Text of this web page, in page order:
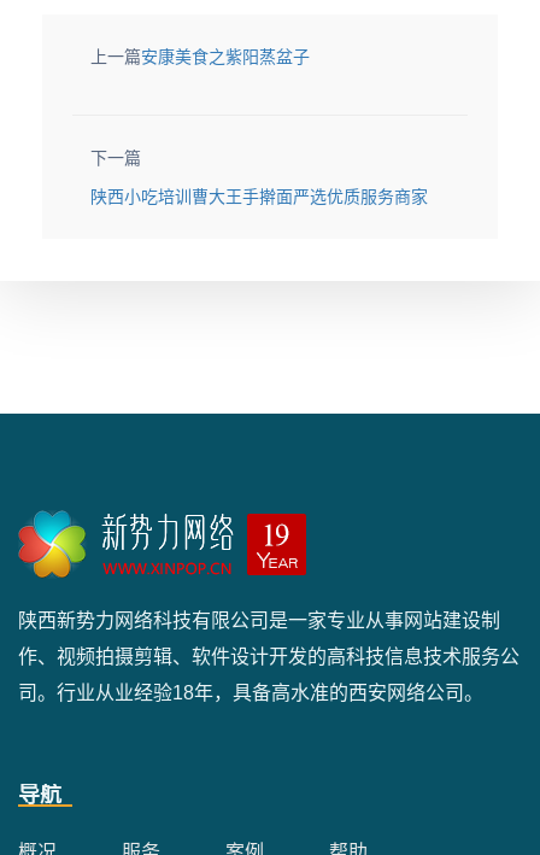
上一篇安康美食之紫阳蒸盆子
下一篇
陕西小吃培训曹大王手擀面严选优质服务商家
陕西新势力网络科技有限公司是一家专业从事网站建设制
作、视频拍摄剪辑、软件设计开发的高科技信息技术服务公
司。行业从业经验18年，具备高水准的西安网络公司。
导航